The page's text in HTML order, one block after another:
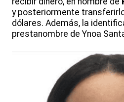
y posteriormente
dólares. Además, la
prestanombre de Ynoa